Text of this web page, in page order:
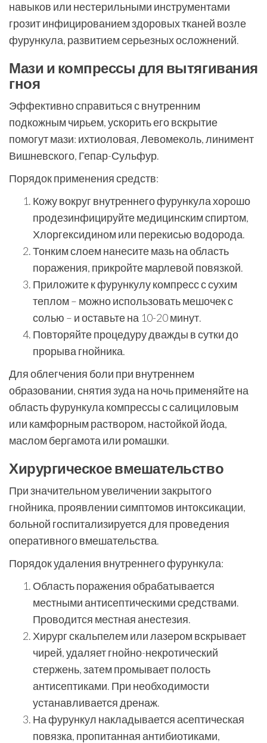
навыков или нестерильными инструментами
грозит инфицированием здоровых тканей возле
фурункула, развитием серьезных осложнений.
Мази и компрессы для вытягивания
гноя
Эффективно справиться с внутренним
подкожным чирьем, ускорить его вскрытие
помогут мази: ихтиоловая, Левомеколь, линимент
Вишневского, Гепар-Сульфур.
Порядок применения средств:
Кожу вокруг внутреннего фурункула хорошо
продезинфицируйте медицинским спиртом,
Хлоргексидином или перекисью водорода.
Тонким слоем нанесите мазь на область
поражения, прикройте марлевой повязкой.
Приложите к фурункулу компресс с сухим
теплом – можно использовать мешочек с
солью – и оставьте на 10-20 минут.
Повторяйте процедуру дважды в сутки до
прорыва гнойника.
Для облегчения боли при внутреннем
образовании, снятия зуда на ночь применяйте на
область фурункула компрессы с салициловым
или камфорным раствором, настойкой йода,
маслом бергамота или ромашки.
Хирургическое вмешательство
При значительном увеличении закрытого
гнойника, проявлении симптомов интоксикации,
больной госпитализируется для проведения
оперативного вмешательства.
Порядок удаления внутреннего фурункула:
Область поражения обрабатывается
местными антисептическими средствами.
Проводится местная анестезия.
Хирург скальпелем или лазером вскрывает
чирей, удаляет гнойно-некротический
стержень, затем промывает полость
антисептиками. При необходимости
устанавливается дренаж.
На фурункул накладывается асептическая
повязка, пропитанная антибиотиками,